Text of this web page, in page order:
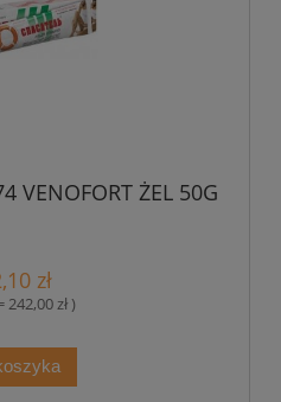
VENOFORT ŻEL 50G
zł
242,00 zł )